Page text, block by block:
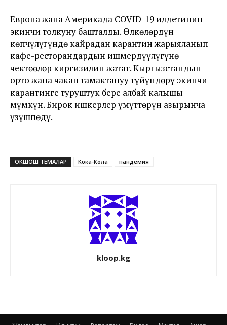
Европа жана Америкада COVID-19 илдетинин
экинчи толкуну башталды. Өлкөлөрдүн
көпчүлүгүндө кайрадан карантин жарыяланып
кафе-ресторандардын ишмердүүлүгүнө
чектөөлөр киргизилип жатат. Кыргызстандын
орто жана чакан тамактануу түйүндөрү экинчи
карантинге туруштук бере албай калышы
мүмкүн. Бирок ишкерлер үмүттөрүн азырынча
үзүшпөдү.
ОКШОШ ТЕМАЛАР Кока-Кола пандемия
kloop.kg